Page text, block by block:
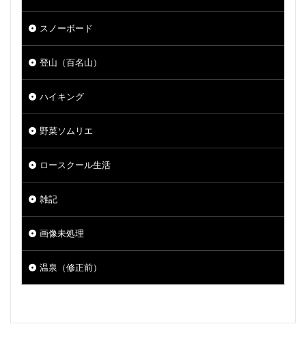
スノーボード
登山（百名山）
ハイキング
野菜ソムリエ
ロースクール生活
雑記
画像未処理
温泉（修正前）